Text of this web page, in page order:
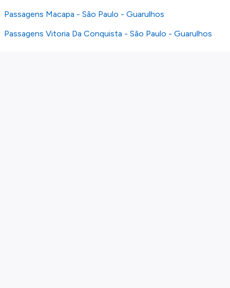
Passagens Macapa - São Paulo - Guarulhos
Passagens Vitoria Da Conquista - São Paulo - Guarulhos